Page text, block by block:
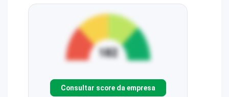
Consultar score da empresa